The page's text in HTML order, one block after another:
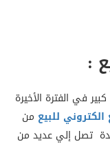
:
في الفترة الأخيرة
للبيع من
تصل إلي عديد من